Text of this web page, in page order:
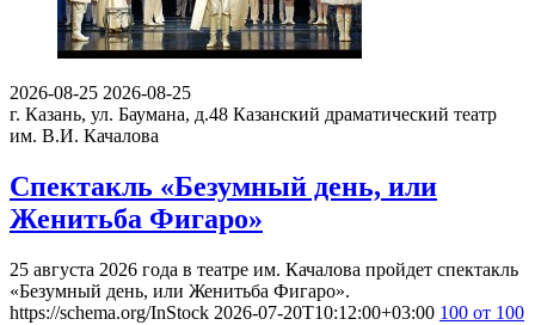
2026-08-25 2026-08-25
г. Казань, ул. Баумана, д.48 Казанский драматический театр
им. В.И. Качалова
Спектакль «Безумный день, или
Женитьба Фигаро»
25 августа 2026 года в театре им. Качалова пройдет спектакль
«Безумный день, или Женитьба Фигаро».
https://schema.org/InStock 2026-07-20T10:12:00+03:00 100 от 100